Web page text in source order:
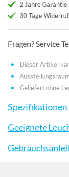
2 Jahre Garantie
30 Tage
Fragen? Service
Dieser Artikel
Geliefert ohne
Spezifikationen
Geeignete